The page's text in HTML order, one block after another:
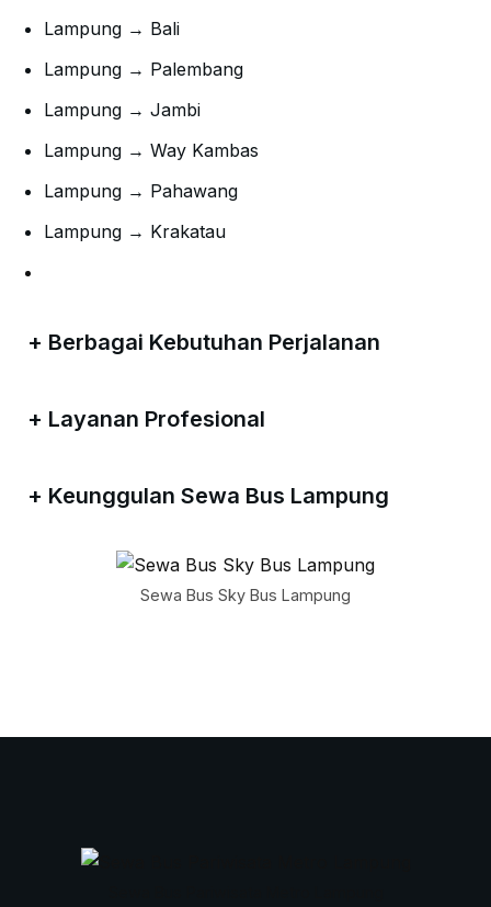
Lampung → Bali
Lampung → Palembang
Lampung → Jambi
Lampung → Way Kambas
Lampung → Pahawang
Lampung → Krakatau
+ Berbagai Kebutuhan Perjalanan
+ Layanan Profesional
+ Keunggulan Sewa Bus Lampung
Sewa Bus Sky Bus Lampung